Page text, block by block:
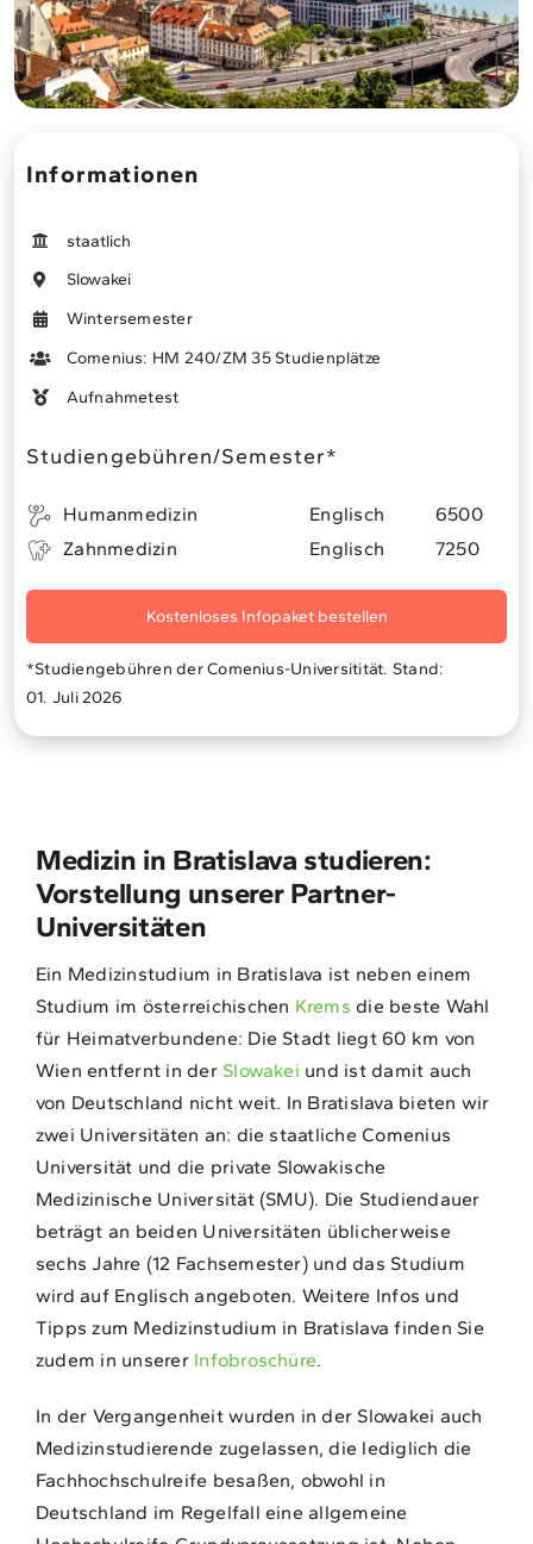
Infopaket bestellen
Meine Bewerbung
Informationen
staatlich
Slowakei
Wintersemester
Comenius: HM 240/ZM 35 Studienplätze
Aufnahmetest
Studiengebühren/Semester*
Humanmedizin Englisch
6500
Zahnmedizin
Englisch 7250
Kostenloses Infopaket bestellen
*Studiengebühren der Comenius-Universitität. Stand:
01. Juli 2026
Medizin in Bratislava studieren:
Vorstellung unserer Partner-
Universitäten
Ein Medizinstudium in Bratislava ist neben einem
Studium im österreichischen Krems die beste Wahl
für Heimatverbundene: Die Stadt liegt 60 km von
Wien entfernt in der Slowakei und ist damit auch
von Deutschland nicht weit. In Bratislava bieten wir
zwei Universitäten an: die staatliche Comenius
Universität und die private Slowakische
Medizinische Universität (SMU). Die Studiendauer
beträgt an beiden Universitäten üblicherweise
sechs Jahre (12 Fachsemester) und das Studium
wird auf Englisch angeboten. Weitere Infos und
Tipps zum Medizinstudium in Bratislava finden Sie
zudem in unserer Infobroschüre.
In der Vergangenheit wurden in der Slowakei auch
Medizinstudierende zugelassen, die lediglich die
Fachhochschulreife besaßen, obwohl in
Deutschland im Regelfall eine allgemeine